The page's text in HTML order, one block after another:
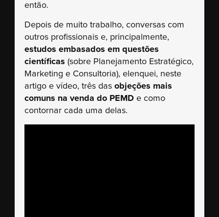
então.
Depois de muito trabalho, conversas com
outros profissionais e, principalmente,
estudos embasados em questões
científicas (sobre Planejamento Estratégico,
Marketing e Consultoria), elenquei, neste
artigo e vídeo, três das objeções mais
comuns na venda do PEMD e como
contornar cada uma delas.